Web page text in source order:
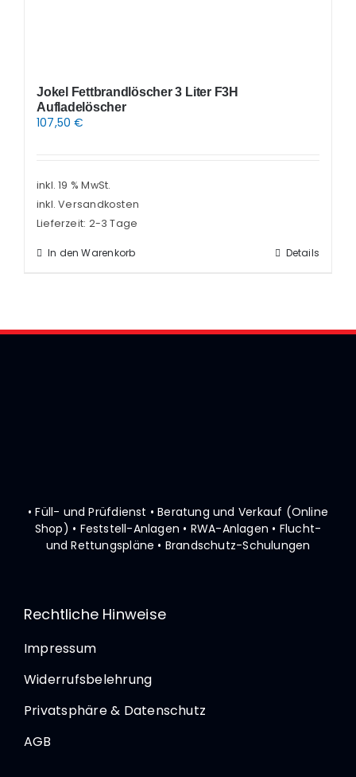
Jokel Fettbrandlöscher 3 Liter F3H
Aufladelöscher
107,50€
inkl. 19 % MwSt.
inkl. Versandkosten
Lieferzeit: 2-3 Tage
In den Warenkorb Details
• Füll- und Prüfdienst • Beratung und Verkauf (Online
Shop) • Feststell-Anlagen • RWA-Anlagen • Flucht-
und Rettungspläne • Brandschutz-Schulungen
Rechtliche Hinweise
Impressum
Widerrufsbelehrung
Privatsphäre & Datenschutz
AGB